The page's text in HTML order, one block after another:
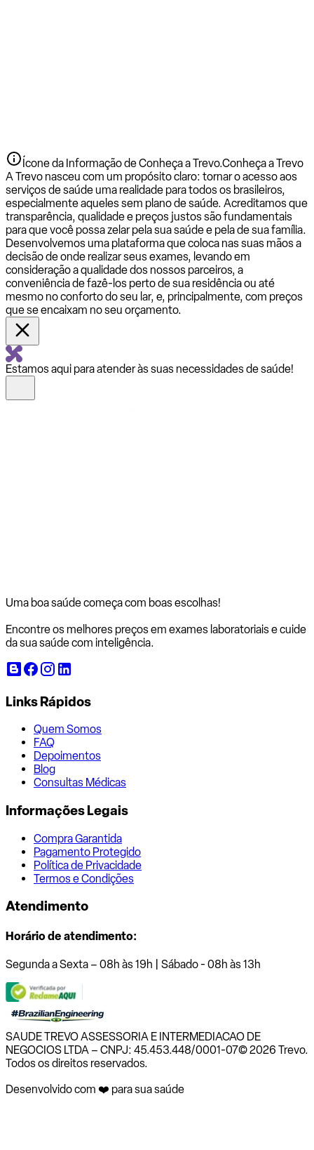
Ícone da Informação de Conheça a Trevo.Conheça a Trevo
A Trevo nasceu com um propósito claro: tornar o acesso aos
serviços de saúde uma realidade para todos os brasileiros,
especialmente aqueles sem plano de saúde. Acreditamos que
transparência, qualidade e preços justos são fundamentais
para que você possa zelar pela sua saúde e pela de sua família.
Desenvolvemos uma plataforma que coloca nas suas mãos a
decisão de onde realizar seus exames, levando em
consideração a qualidade dos nossos parceiros, a
conveniência de fazê-los perto de sua residência ou até
mesmo no conforto do seu lar, e, principalmente, com preços
que se encaixam no seu orçamento.
Estamos aqui para atender às suas necessidades de saúde!
Uma boa saúde começa com boas escolhas!
Encontre os melhores preços em exames laboratoriais e cuide
da sua saúde com inteligência.
Links Rápidos
Quem Somos
FAQ
Depoimentos
Blog
Consultas Médicas
Informações Legais
Compra Garantida
Pagamento Protegido
Política de Privacidade
Termos e Condições
Atendimento
Horário de atendimento:
Segunda a Sexta – 08h às 19h | Sábado - 08h às 13h
SAUDE TREVO ASSESSORIA E INTERMEDIACAO DE
NEGOCIOS LTDA – CNPJ: 45.453.448/0001-07© 2026 Trevo.
Todos os direitos reservados.
Desenvolvido com ❤️ para sua saúde